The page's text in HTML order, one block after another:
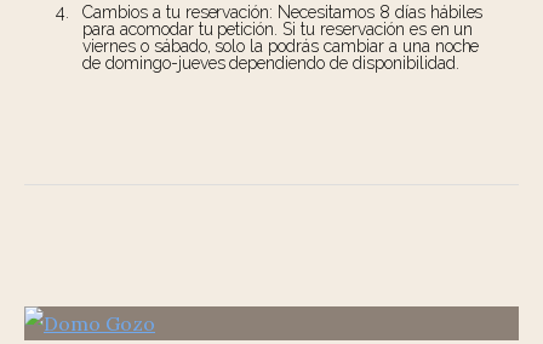
Cambios a tu reservación: Necesitamos 8 días hábiles
para acomodar tu petición. Si tu reservación es en un
viernes o sábado, solo la podrás cambiar a una noche
de domingo-jueves dependiendo de disponibilidad.